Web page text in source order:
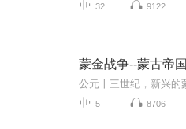
32 9122
蒙金战争--蒙古帝
5 8706